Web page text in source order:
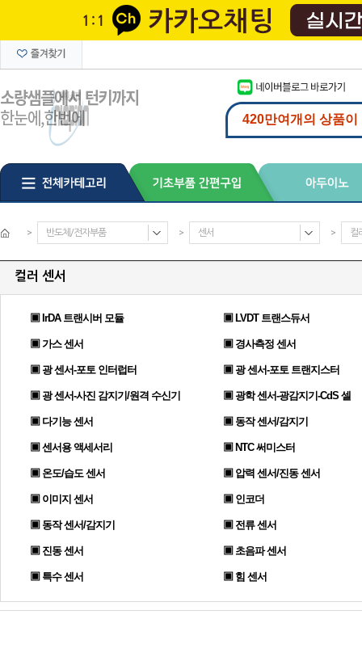
> 반도체/전자부품 > 센서 > 컬
컬러 센서
▣ IrDA 트랜시버 모듈 ▣ LVDT 트랜스듀서
▣ 가스 센서 ▣ 경사측정 센서
▣ 광 센서-포토 인터럽터 ▣ 광 센서-포토 트랜지스터
▣ 광 센서-사진 감지기/원격 수신기 ▣ 광학 센서-광감지기-CdS 셀
▣ 다기능 센서 ▣ 동작 센서/감지기
▣ 센서용 액세서리 ▣ NTC 써미스터
▣ 온도/습도 센서 ▣ 압력 센서/진동 센서
▣ 이미지 센서 ▣ 인코더
▣ 동작 센서/감지기 ▣ 전류 센서
▣ 진동 센서 ▣ 초음파 센서
▣ 특수 센서 ▣ 힘 센서